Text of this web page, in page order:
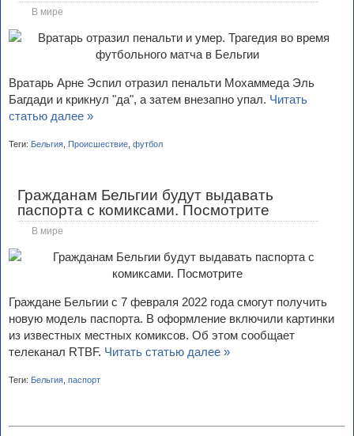
В мире
Вратарь Арне Эспил отразил пенальти Мохаммеда Эль
Багдади и крикнул "да", а затем внезапно упал. Читать
статью далее »
Теги: Бельгия Происшествие футбол
Гражданам Бельгии будут выдавать
паспорта с комиксами. Посмотрите
В мире
Граждане Бельгии с 7 февраля 2022 года смогут получить
новую модель паспорта. В оформление включили картинки
из известных местных комиксов. Об этом сообщает
телеканал RTBF. Читать статью далее »
Теги: Бельгия паспорт